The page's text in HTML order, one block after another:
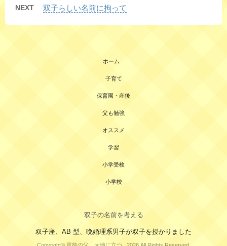
NEXT 双子らしい名前に拘って
ホーム
子育て
保育園・産後
父も勉強
オススメ
学習
小学受検
小学校
双子の名前を考える
双子座、AB 型、晩婚理系男子が双子を授かりました